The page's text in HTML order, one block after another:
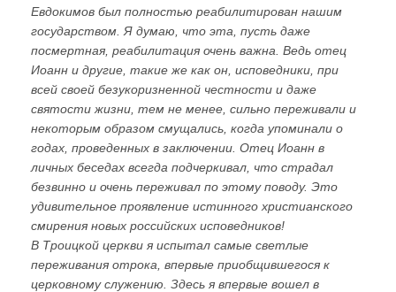
Евдокимов был полностью реабилитирован нашим
государством. Я думаю, что эта, пусть даже
посмертная, реабилитация очень важна. Ведь отец
Иоанн и другие, такие же как он, исповедники, при
всей своей безукоризненной честности и даже
святости жизни, тем не менее, сильно переживали и
некоторым образом смущались, когда упоминали о
годах, проведенных в заключении. Отец Иоанн в
личных беседах всегда подчеркивал, что страдал
безвинно и очень переживал по этому поводу. Это
удивительное проявление истинного христианского
смирения новых российских исповедников!
В Троицкой церкви я испытал самые светлые
переживания отрока, впервые приобщившегося к
церковному служению. Здесь я впервые вошел в